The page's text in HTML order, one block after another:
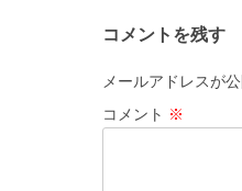
コメントを残す
メールアドレスが
コメント ※